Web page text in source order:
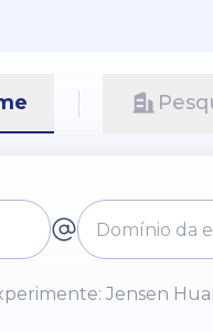
Jensen